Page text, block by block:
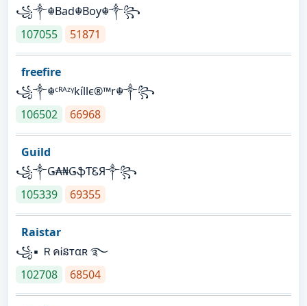
꧁༒☬Bad☬Boy☬༒꧂
107055
51871
freefire
꧁༒☬ᶜᴿᴬᶻᵞkíllє®™r☬༒꧂
106502
66968
Guild
꧁༒Ǥ₳₦ǤֆƬᏋЯ༒꧂
105339
69355
Raistar
꧁▪ ＲคᎥនтαʀ ࿐
102708
68504